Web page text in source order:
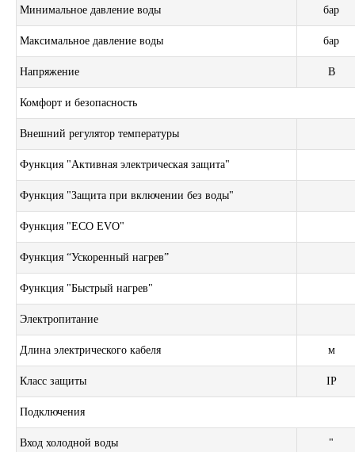
Минимальное давление воды бар
Максимальное давление воды бар
Напряжение В
Комфорт и безопасность
Внешний регулятор температуры
Функция "Активная электрическая защита"
Функция "Защита при включении без воды"
Функция "ECO EVO"
Функция “Ускоренный нагрев”
Функция "Быстрый нагрев"
Электропитание
Длина электрического кабеля м
Класс защиты IP
Подключения
Вход холодной воды "